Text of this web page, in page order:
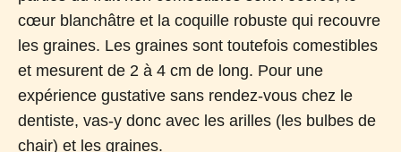
cœur blanchâtre et la coquille robuste qui recouvre
les graines. Les graines sont toutefois comestibles
et mesurent de 2 à 4 cm de long. Pour une
expérience gustative sans rendez-vous chez le
dentiste, vas-y donc avec les arilles (les bulbes de
chair) et les graines.